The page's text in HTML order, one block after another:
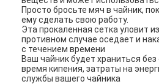
Просто бросьте мяч в чайник,
ему сделать свою работу.
Эта прокаленная сетка уловит
противном случае оседает и
с течением времени
Ваш чайник будет храниться
время кипения, затраты на
службы вашего чайника